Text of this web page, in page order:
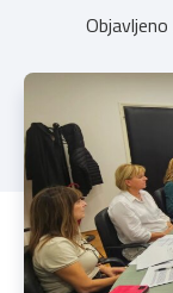
Objavljeno